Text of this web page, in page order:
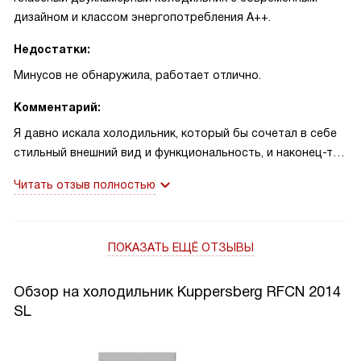
дизайном и классом энергопотребления A++.
Недостатки:
Минусов не обнаружила, работает отлично.
Комментарий:
Я давно искала холодильник, который бы сочетал в себе
стильный внешний вид и функциональность, и наконец-то
благодаря цвету нержавеющей стали и современному
контролировать температуру и включать полезные
суперзаморозки — это просто спасение, когда нужно
быстро охладить напитки или заморозить продукты.
Читать отзыв полностью
ПОКАЗАТЬ ЕЩЁ ОТЗЫВЫ
Обзор на холодильник Kuppersberg RFCN 2014
SL